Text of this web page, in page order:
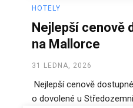
HOTELY
Nejlepší cenově
na Mallorce
31 LEDNA, 2026
Nejlepší cenově
o dovolené u